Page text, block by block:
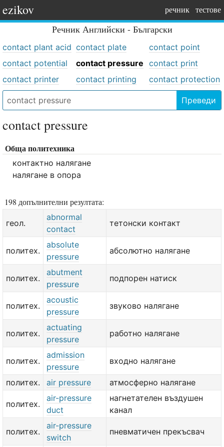
ezikov речник тестове
Речник Английски - Български
contact plant acid contact plate
contact point
contact potential
contact pressure
contact print
contact printer
contact printing contact protection
Преведи
contact pressure
Обща политехника
контактно налягане
налягане в опора
198 допълнителни резултата:
геол.
abnormal
contact
тетонски контакт
политех.
absolute
pressure
абсолютно налягане
политех.
abutment
pressure
подпорен натиск
политех.
acoustic
pressure
звуково налягане
политех.
actuating
pressure
работно налягане
политех.
admission
pressure
входно налягане
политех. air pressure атмосферно налягане
политех.
air-pressure
duct
нагнетателен въздушен
канал
политех.
air-pressure
switch
пневматичен прекъсвач